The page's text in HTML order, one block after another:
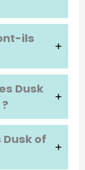
ils
Dusk
Dusk of